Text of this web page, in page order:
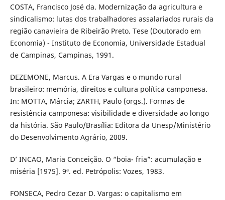
COSTA, Francisco José da. Modernização da agricultura e
sindicalismo: lutas dos trabalhadores assalariados rurais da
região canavieira de Ribeirão Preto. Tese (Doutorado em
Economia) - Instituto de Economia, Universidade Estadual
de Campinas, Campinas, 1991.
DEZEMONE, Marcus. A Era Vargas e o mundo rural
brasileiro: memória, direitos e cultura política camponesa.
In: MOTTA, Márcia; ZARTH, Paulo (orgs.). Formas de
resistência camponesa: visibilidade e diversidade ao longo
da história. São Paulo/Brasília: Editora da Unesp/Ministério
do Desenvolvimento Agrário, 2009.
D’ INCAO, Maria Conceição. O “boia- fria”: acumulação e
miséria [1975]. 9ª. ed. Petrópolis: Vozes, 1983.
FONSECA, Pedro Cezar D. Vargas: o capitalismo em